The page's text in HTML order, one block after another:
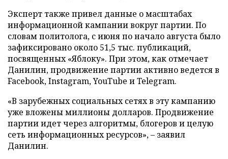
Эксперт также привел данные о масштабах
информационной кампании вокруг партии. По
словам политолога, с июня по начало августа было
зафиксировано около 51,5 тыс. публикаций,
посвященных «Яблоку». При этом, как отмечает
Данилин, продвижение партии активно ведется в
Facebook, Instagram, YouTube и Telegram.
«В зарубежных социальных сетях в эту кампанию
уже вложены миллионы долларов. Продвижение
партии идет через алгоритмы, блогеров и целую
сеть информационных ресурсов», – заявил
Данилин.